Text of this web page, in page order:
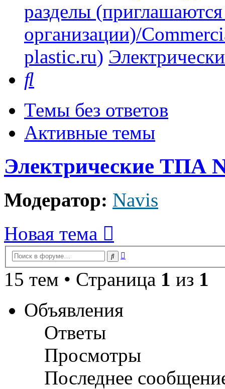
разделы
организации)/
plastic.ru)
Темы без ответов
Активные темы
Электрические ТПА
Модератор: Navis
Новая тема
Поиск
15 тем • Страница 1 из 1
Объявления
Ответы
Просмотры
Последнее